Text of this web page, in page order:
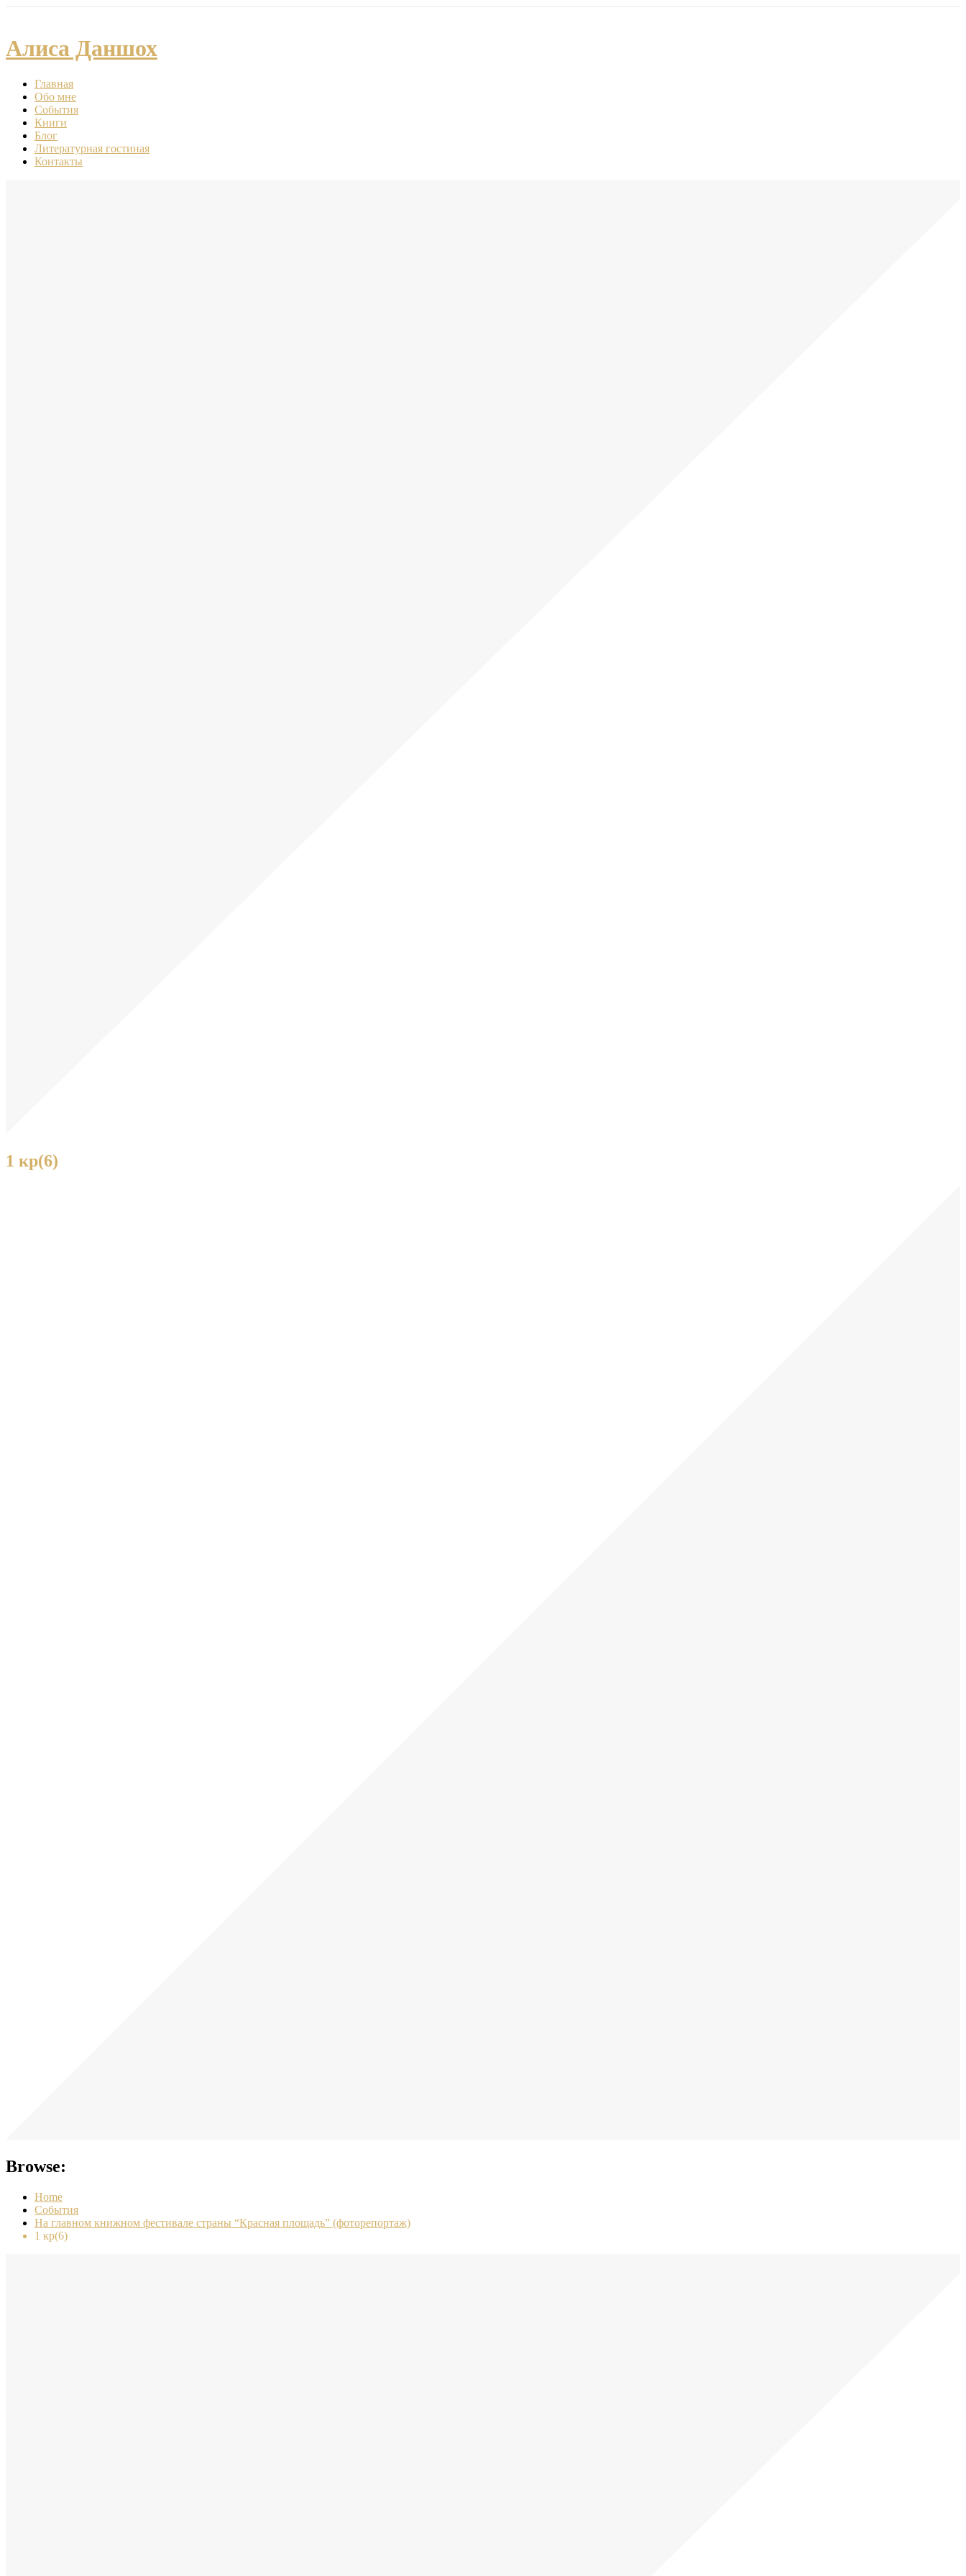
Алиса Даншох
Главная
Обо мне
События
Книги
Блог
Литературная гостиная
Контакты
1 кр(6)
Browse:
Home
События
На главном книжном фестивале страны “Красная площадь” (фоторепортаж)
1 кр(6)